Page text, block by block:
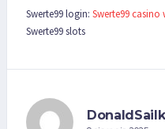
Swerte99 login: Swerte99
Swerte99 slots
DonaldSailk